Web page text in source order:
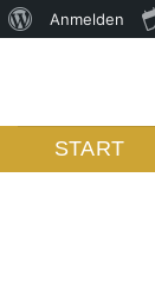
Über
Anmelden
START